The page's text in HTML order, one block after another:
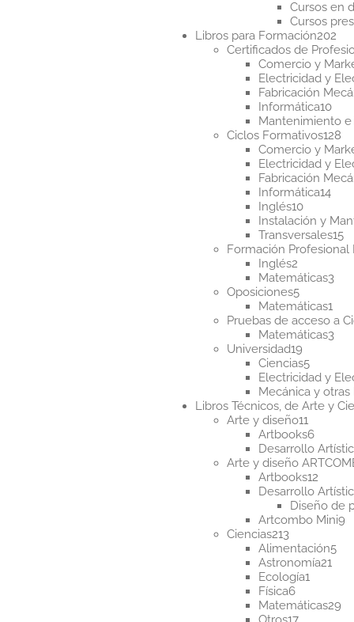
Cursos en
Cursos
Libros para Formación202
Certificados de
Comercio y
Electricidad y
Fabricación
Informática1010
Mantenimiento
Ciclos Formativos128
Comercio y
Electricidad y
Fabricación
Informática1414
Inglés1010
Instalación y
Transversales1515
Formación Profesional
Inglés2
productos
Matemáticas33
Oposiciones55
productos
Matemáticas1
Pruebas de acceso a
Matemáticas33
Universidad19
productos
Ciencias55
Electricidad y
Mecánica y otras
Libros Técnicos, de Arte y
Arte y diseño11
Artbooks66
Desarrollo
Arte y diseño
Artbooks12
Desarrollo
Diseño de
Artcombo Mini9
Ciencias213213
productos
Alimentación55
Astronomía21
Ecología1
Física66
productos
Matemáticas29
17